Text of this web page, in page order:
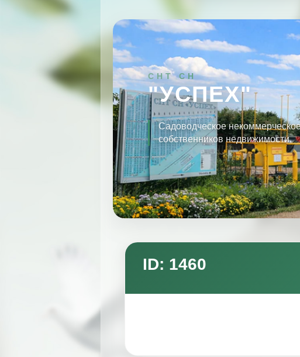
СНТ СН
"УСПЕХ"
Садоводческое
собственников недвижимости.
ID: 1460